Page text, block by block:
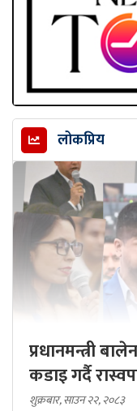
लोकप्रिय
प्रधानमन्त्री
कडाइ गर्दै
शुक्रबार, साउन २२, २०८३